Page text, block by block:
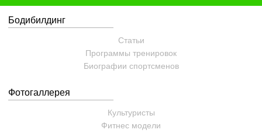
Бодибилдинг
Статьи
Программы тренировок
Биографии спортсменов
Фотогаллерея
Культуристы
Фитнес модели